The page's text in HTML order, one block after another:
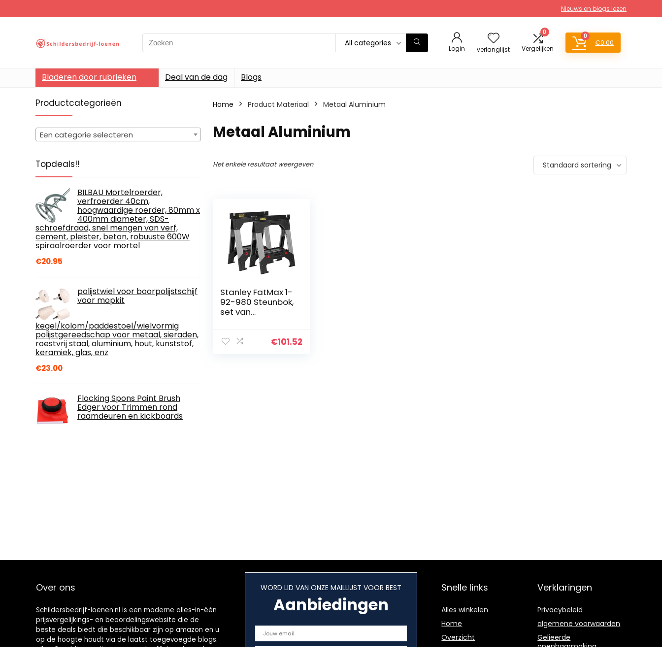
Nieuws en blogs lezen
Search
for:
All categories
Login verlanglijst
0
Vergelijken
0
€0.00
Bladeren door rubrieken Deal van de dag Blogs
Productcategorieën
Een categorie selecteren
Topdeals!!
BILBAU Mortelroerder,
verfroerder 40cm,
hoogwaardige roerder, 80mm x
400mm diameter, SDS-
schroefdraad, snel mengen van verf,
cement, pleister, beton, robuuste 600W
spiraalroerder voor mortel
€20.95
polijstwiel voor boorpolijstschijf
voor mopkit
kegel/kolom/paddestoel/wielvormig
polijstgereedschap voor metaal, sieraden,
roestvrij staal, aluminium, hout, kunststof,
keramiek, glas, enz
€23.00
Flocking Spons Paint Brush
Edger voor Trimmen rond
raamdeuren en kickboards
Home Product Materiaal ‎Metaal Aluminium
‎Metaal Aluminium
Het enkele resultaat weergeven Standaard sortering
Stanley FatMax 1-
92-980 Steunbok,
set van
verstelbare
€101.52
Over ons
Schildersbedrijf-loenen.nl is een moderne alles-in-één
prijsvergelijkings- en beoordelingswebsite die de
beste deals biedt die beschikbaar zijn op amazon en u
op de hoogte houdt via de laatst toegevoegde blogs.
Alle afbeeldingen zijn auteursrechtelijk beschermd
WORD LID VAN ONZE MAILLIJST VOOR BEST
Aanbiedingen
Snelle links
Alles winkelen
Home
Overzicht
Verklaringen
Privacybeleid
algemene voorwaarden
Gelieerde
openbaarmaking